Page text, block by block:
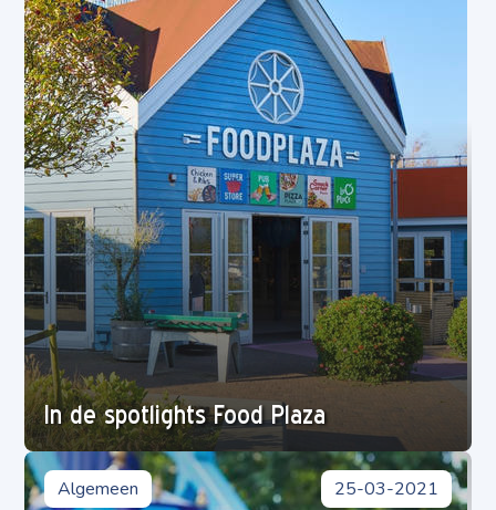
In de spotlights Food Plaza
Algemeen 25-03-2021